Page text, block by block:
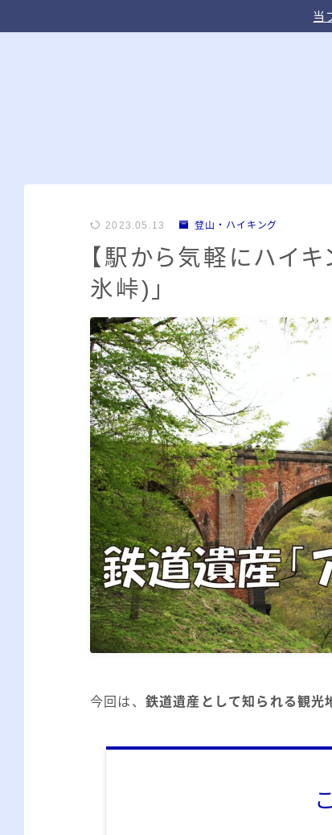
当
2023.05.13 登山・ハイキング
【駅から気軽にハイ
氷峠)」
今回は、 鉄道遺産として知られる観光